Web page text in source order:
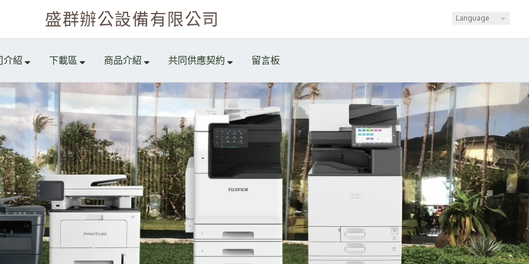
Language
盛群辦公設備有限公司
介紹 下載區 商品介紹 共同供應契約 留言板